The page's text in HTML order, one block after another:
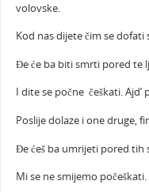
volovske.
Kod nas dijete čim se
Đe će ba biti smrti pored te
I dite se počne češkati. Ajd’
Poslije dolaze i one druge,
Đe ćeš ba umrijeti pored tih
Mi se ne smijemo